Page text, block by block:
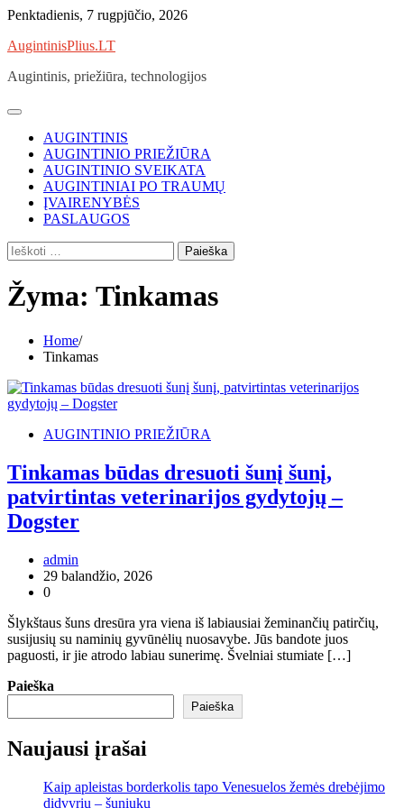
Skip
content
Penktadienis, 7 rugpjūčio, 2026
AugintinisPlius.LT
Augintinis, priežiūra, technologijos
AUGINTINIS
AUGINTINIO PRIEŽIŪRA
AUGINTINIO SVEIKATA
AUGINTINIAI PO TRAUMŲ
ĮVAIRENYBĖS
PASLAUGOS
Ieškoti:
Žyma: Tinkamas
Home
Tinkamas
AUGINTINIO PRIEŽIŪRA
Tinkamas būdas dresuoti šunį šunį,
patvirtintas veterinarijos gydytojų –
Dogster
admin
29 balandžio, 2026
0
Šlykštaus šuns dresūra yra viena iš labiausiai žeminančių patirčių,
susijusių su naminių gyvūnėlių nuosavybe. Jūs bandote juos
paguosti, ir jie atrodo labiau sunerimę. Švelniai stumiate […]
Paieška
Paieška
Naujausi įrašai
Kaip apleistas borderkolis tapo Venesuelos žemės drebėjimo
didvyriu – šuniuku